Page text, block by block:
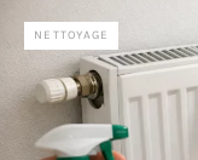
NETTOYAGE